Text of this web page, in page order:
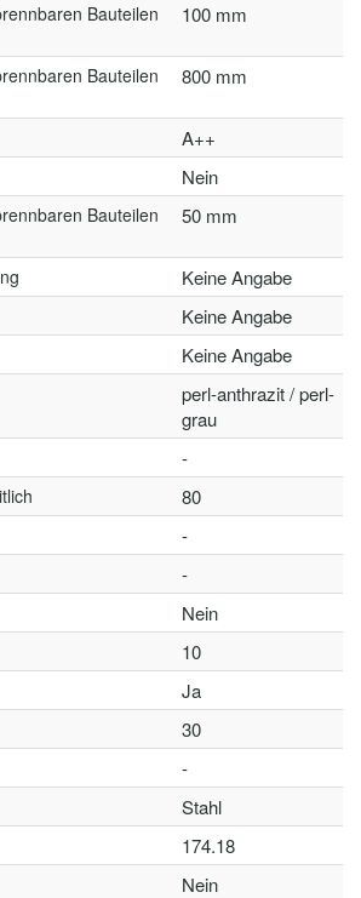
Bauteilen
100 mm
Bauteilen
800 mm
A++
Nein
Bauteilen
50 mm
Keine Angabe
Keine Angabe
Keine Angabe
perl-anthrazit / perl-
grau
-
80
-
-
Nein
10
Ja
30
-
Stahl
174.18
Nein